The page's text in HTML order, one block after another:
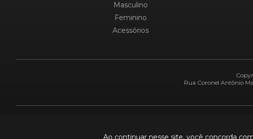
Ao continuar nesse site, você concorda
Masculino
Feminino
Acessórios
Rua Coronel Antônio